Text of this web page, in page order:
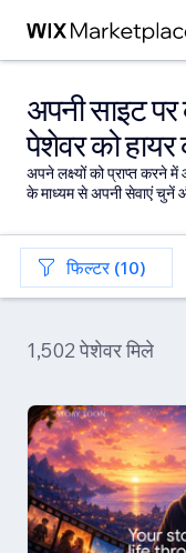
अपनी साइट
पेशेवर को
अपने लक्ष्यों को प्राप्त करने
के माध्यम से अपनी सेवाएं चुनें
फिल्टर (10)
1,502 पेशेवर मिले